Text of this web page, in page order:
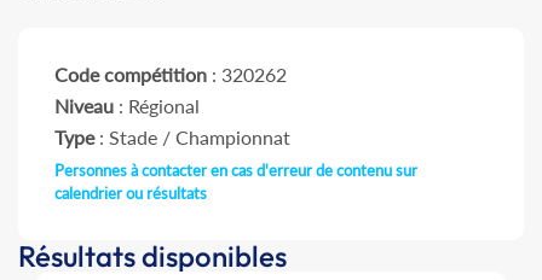
Code compétition : 320262
Niveau : Régional
Type: Stade / Championnat
Personnes à contacter en cas d'erreur de contenu sur
calendrier ou résultats
Résultats disponibles